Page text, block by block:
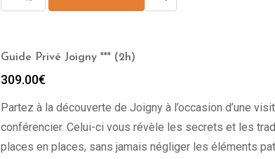
Guide Privé Joigny *** (2h)
309.00€
Partez à la découverte de Joigny à l’occasion d’une
conférencier. Celui-ci vous révèle les secrets et les
places en places, sans jamais négliger les éléments